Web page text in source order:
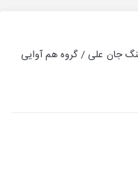
جان علی / گروه هم آوایی